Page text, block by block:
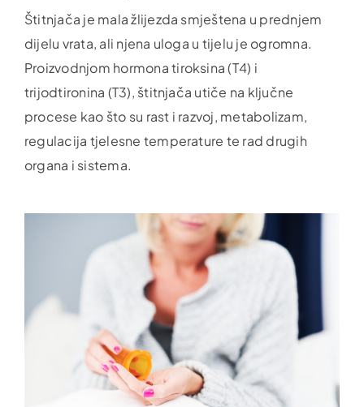
Štitnjača je mala žlijezda smještena u prednjem
dijelu vrata, ali njena uloga u tijelu je ogromna.
Proizvodnjom hormona tiroksina (T4) i
trijodtironina (T3), štitnjača utiče na ključne
procese kao što su rast i razvoj, metabolizam,
regulacija tjelesne temperature te rad drugih
organa i sistema.